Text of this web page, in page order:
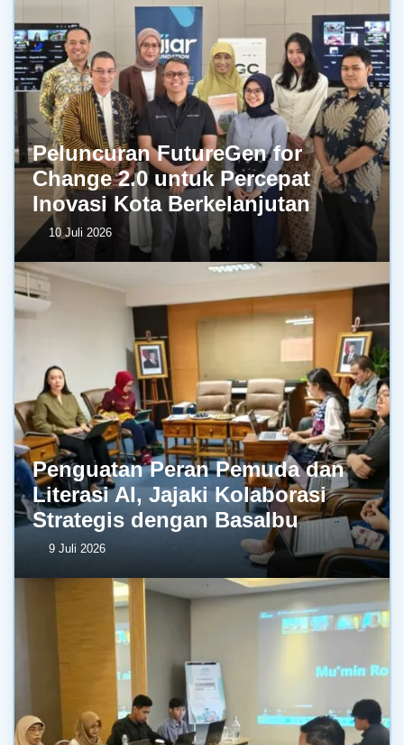
Peluncuran FutureGen for
Change 2.0 untuk Percepat
Inovasi Kota Berkelanjutan
10 Juli 2026
Penguatan Peran Pemuda dan
Literasi AI, Jajaki Kolaborasi
Strategis dengan BasaIbu
9 Juli 2026